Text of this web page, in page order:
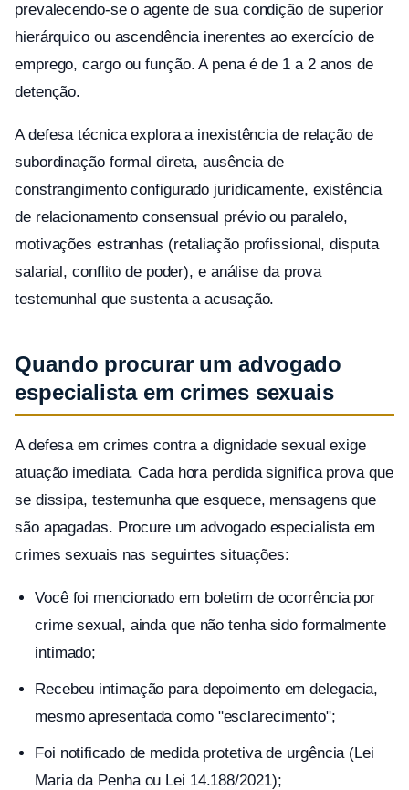
prevalecendo-se o agente de sua condição de superior
hierárquico ou ascendência inerentes ao exercício de
emprego, cargo ou função. A pena é de 1 a 2 anos de
detenção.
A defesa técnica explora a inexistência de relação de
subordinação formal direta, ausência de
constrangimento configurado juridicamente, existência
de relacionamento consensual prévio ou paralelo,
motivações estranhas (retaliação profissional, disputa
salarial, conflito de poder), e análise da prova
testemunhal que sustenta a acusação.
Quando procurar um advogado
especialista em crimes sexuais
A defesa em crimes contra a dignidade sexual exige
atuação imediata. Cada hora perdida significa prova que
se dissipa, testemunha que esquece, mensagens que
são apagadas. Procure um advogado especialista em
crimes sexuais nas seguintes situações:
Você foi mencionado em boletim de ocorrência por
crime sexual, ainda que não tenha sido formalmente
intimado;
Recebeu intimação para depoimento em delegacia,
mesmo apresentada como "esclarecimento";
Foi notificado de medida protetiva de urgência (Lei
Maria da Penha ou Lei 14.188/2021);